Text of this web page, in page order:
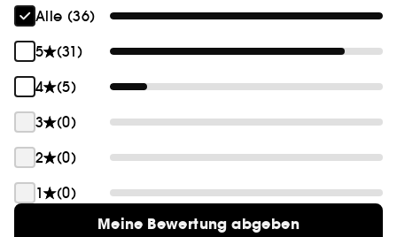
Alle (36)
5
(31)
4
(5)
3
(0)
2
(0)
1
(0)
Meine Bewertung abgeben